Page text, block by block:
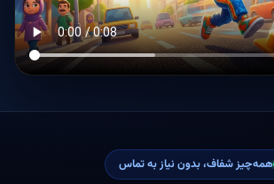
همه‌چیز شفاف، بدون نیاز به تماس